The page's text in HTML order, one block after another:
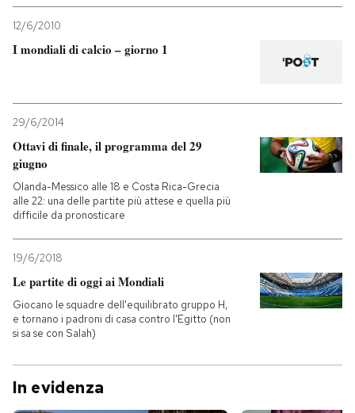
12/6/2010
I mondiali di calcio – giorno 1
29/6/2014
Ottavi di finale, il programma del 29
giugno
Olanda-Messico alle 18 e Costa Rica-Grecia
alle 22: una delle partite più attese e quella più
difficile da pronosticare
19/6/2018
Le partite di oggi ai Mondiali
Giocano le squadre dell'equilibrato gruppo H,
e tornano i padroni di casa contro l'Egitto (non
si sa se con Salah)
In evidenza